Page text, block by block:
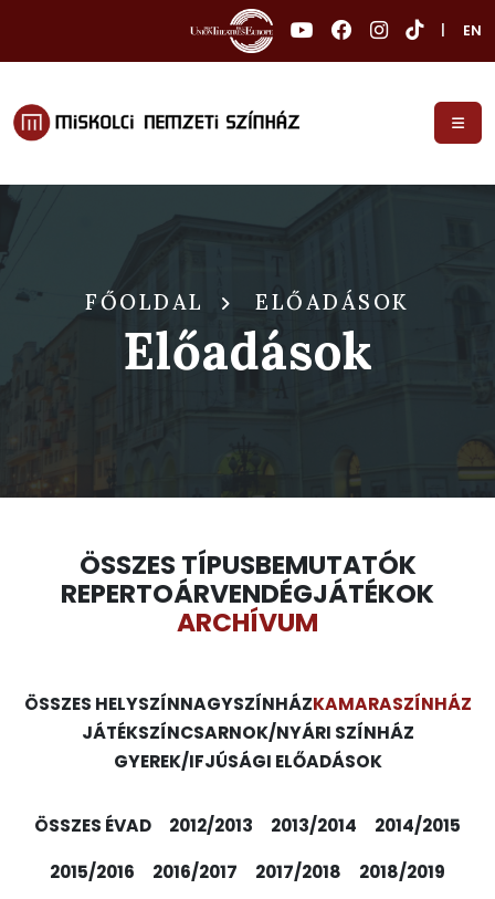
EN
FŐOLDAL ELŐADÁSOK
Előadások
ÖSSZES TÍPUSBEMUTATÓK
REPERTOÁRVENDÉGJÁTÉKOK
ARCHÍVUM
ÖSSZES HELYSZÍNNAGYSZÍNHÁZKAMARASZÍNHÁZ
JÁTÉKSZÍNCSARNOK/NYÁRI SZÍNHÁZ
GYEREK/IFJÚSÁGI ELŐADÁSOK
ÖSSZES ÉVAD 2012/2013 2013/2014
2014/2015
2015/2016
2016/2017 2017/2018
2018/2019